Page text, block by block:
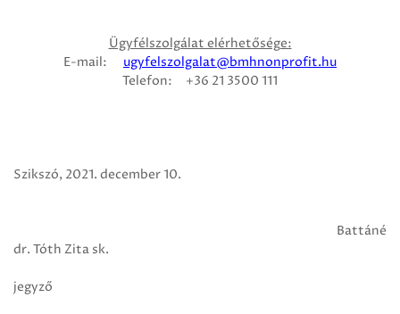
Ügyfélszolgálat elérhetősége:
E-mail: ugyfelszolgalat@bmhnonprofit.hu
Telefon: +36 21 3500 111
Szikszó, 2021. december 10.
Battáné
dr. Tóth Zita sk.
jegyző